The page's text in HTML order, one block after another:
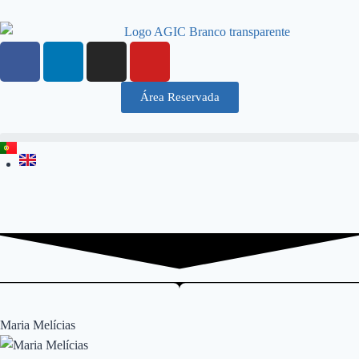
Área Reservada
Maria Melícias